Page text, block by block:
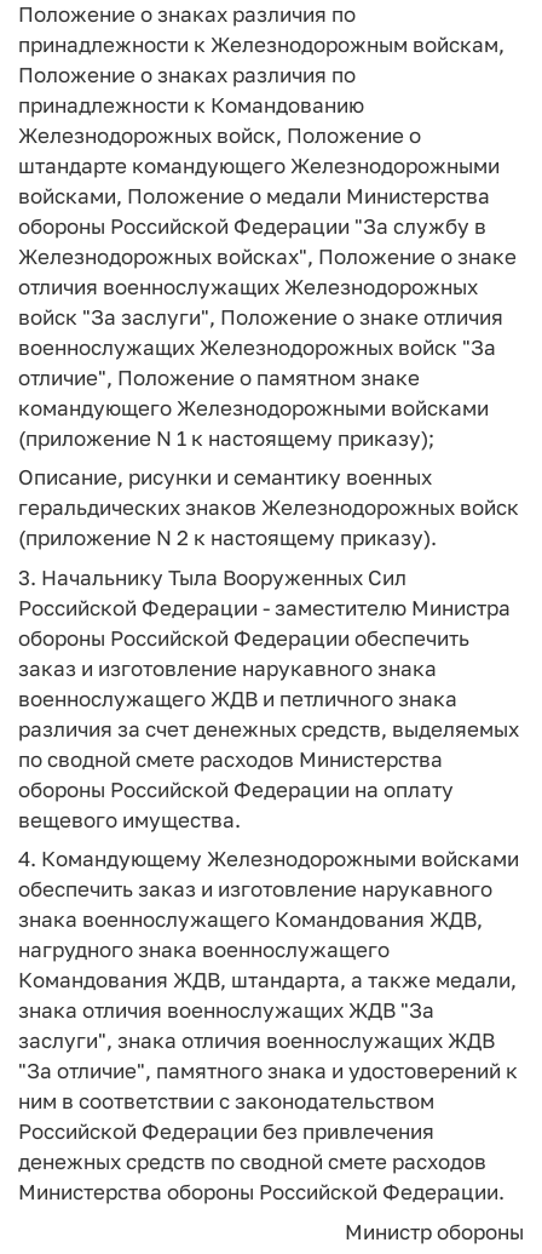
Положение о знаках различия по
принадлежности к Железнодорожным войскам,
Положение о знаках различия по
принадлежности к Командованию
Железнодорожных войск, Положение о
штандарте командующего Железнодорожными
войсками, Положение о медали Министерства
обороны Российской Федерации "За службу в
Железнодорожных войсках", Положение о знаке
отличия военнослужащих Железнодорожных
войск "За заслуги", Положение о знаке отличия
военнослужащих Железнодорожных войск "За
отличие", Положение о памятном знаке
командующего Железнодорожными войсками
(приложение N 1 к настоящему приказу);
Описание, рисунки и семантику военных
геральдических знаков Железнодорожных войск
(приложение N 2 к настоящему приказу).
3. Начальнику Тыла Вооруженных Сил
Российской Федерации - заместителю Министра
обороны Российской Федерации обеспечить
заказ и изготовление нарукавного знака
военнослужащего ЖДВ и петличного знака
различия за счет денежных средств, выделяемых
по сводной смете расходов Министерства
обороны Российской Федерации на оплату
вещевого имущества.
4. Командующему Железнодорожными войсками
обеспечить заказ и изготовление нарукавного
знака военнослужащего Командования ЖДВ,
нагрудного знака военнослужащего
Командования ЖДВ, штандарта, а также медали,
знака отличия военнослужащих ЖДВ "За
заслуги", знака отличия военнослужащих ЖДВ
"За отличие", памятного знака и удостоверений к
ним в соответствии с законодательством
Российской Федерации без привлечения
денежных средств по сводной смете расходов
Министерства обороны Российской Федерации.
Министр обороны